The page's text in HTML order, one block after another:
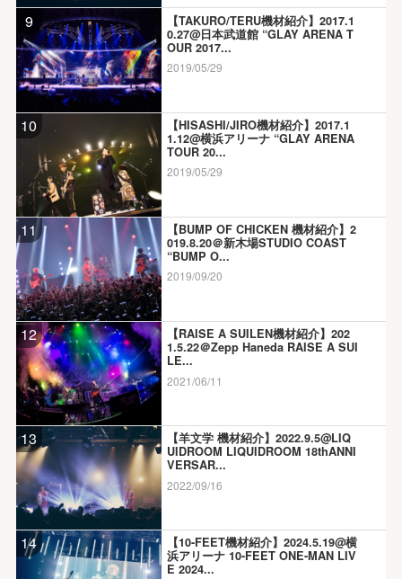
9
【TAKURO/TERU機材紹介】2017.1
0.27@日本武道館 “GLAY ARENA T
OUR 2017...
2019/05/29
10
【HISASHI/JIRO機材紹介】2017.1
1.12@横浜アリーナ “GLAY ARENA
TOUR 20...
2019/05/29
11
【BUMP OF CHICKEN 機材紹介】2
019.8.20＠新木場STUDIO COAST
“BUMP O...
2019/09/20
12
【RAISE A SUILEN機材紹介】202
1.5.22＠Zepp Haneda RAISE A SUI
LE...
2021/06/11
13
【羊文学 機材紹介】2022.9.5@LIQ
UIDROOM LIQUIDROOM 18thANNI
VERSAR...
2022/09/16
14
【10-FEET機材紹介】2024.5.19@横
浜アリーナ 10-FEET ONE-MAN LIV
E 2024...